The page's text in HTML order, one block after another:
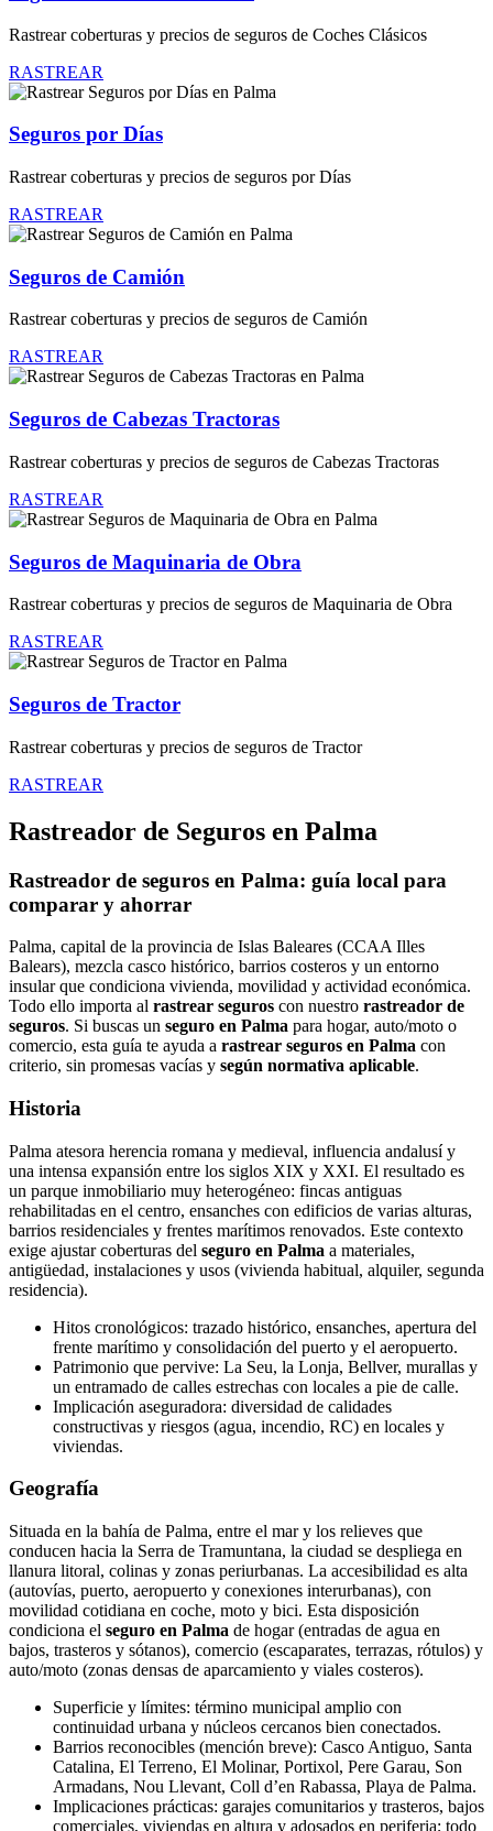
Rastrear coberturas y precios de seguros de Coches Clásicos
RASTREAR
Seguros por Días
Rastrear coberturas y precios de seguros por Días
RASTREAR
Seguros de Camión
Rastrear coberturas y precios de seguros de Camión
RASTREAR
Seguros de Cabezas Tractoras
Rastrear coberturas y precios de seguros de Cabezas Tractoras
RASTREAR
Seguros de Maquinaria de Obra
Rastrear coberturas y precios de seguros de Maquinaria de Obra
RASTREAR
Seguros de Tractor
Rastrear coberturas y precios de seguros de Tractor
RASTREAR
Rastreador de Seguros en Palma
Rastreador de seguros en Palma: guía local para
comparar y ahorrar
Palma, capital de la provincia de Islas Baleares (CCAA Illes
Balears), mezcla casco histórico, barrios costeros y un entorno
insular que condiciona vivienda, movilidad y actividad económica.
Todo ello importa al rastrear seguros con nuestro rastreador de
seguros. Si buscas un seguro en Palma para hogar, auto/moto o
comercio, esta guía te ayuda a rastrear seguros en Palma con
criterio, sin promesas vacías y según normativa aplicable.
Historia
Palma atesora herencia romana y medieval, influencia andalusí y
una intensa expansión entre los siglos XIX y XXI. El resultado es
un parque inmobiliario muy heterogéneo: fincas antiguas
rehabilitadas en el centro, ensanches con edificios de varias alturas,
barrios residenciales y frentes marítimos renovados. Este contexto
exige ajustar coberturas del seguro en Palma a materiales,
antigüedad, instalaciones y usos (vivienda habitual, alquiler, segunda
residencia).
Hitos cronológicos: trazado histórico, ensanches, apertura del
frente marítimo y consolidación del puerto y el aeropuerto.
Patrimonio que pervive: La Seu, la Lonja, Bellver, murallas y
un entramado de calles estrechas con locales a pie de calle.
Implicación aseguradora: diversidad de calidades
constructivas y riesgos (agua, incendio, RC) en locales y
viviendas.
Geografía
Situada en la bahía de Palma, entre el mar y los relieves que
conducen hacia la Serra de Tramuntana, la ciudad se despliega en
llanura litoral, colinas y zonas periurbanas. La accesibilidad es alta
(autovías, puerto, aeropuerto y conexiones interurbanas), con
movilidad cotidiana en coche, moto y bici. Esta disposición
condiciona el seguro en Palma de hogar (entradas de agua en
bajos, trasteros y sótanos), comercio (escaparates, terrazas, rótulos) y
auto/moto (zonas densas de aparcamiento y viales costeros).
Superficie y límites: término municipal amplio con
continuidad urbana y núcleos cercanos bien conectados.
Barrios reconocibles (mención breve): Casco Antiguo, Santa
Catalina, El Terreno, El Molinar, Portixol, Pere Garau, Son
Armadans, Nou Llevant, Coll d’en Rabassa, Playa de Palma.
Implicaciones prácticas: garajes comunitarios y trasteros, bajos
comerciales, viviendas en altura y adosados en periferia; todo